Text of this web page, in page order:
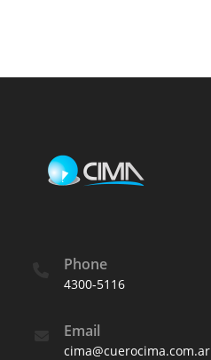
Phone
4300-5116
Email
cima@cuerocima.com.ar